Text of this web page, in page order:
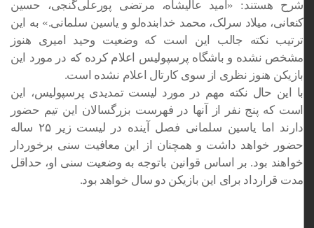
شرح هستند: «امید عالیشاه، مرتضی پورعلی‌گنجی، حسین
کنعانی، میلاد سرلک، محمد خدابنده‌لو و یاسین سلمانی.» به این
ترتیب نکته جالب این است که وضعیت وحید امیری هنوز
مشخص نشده و باشگاه پرسپولیس اعلام کرده که در مورد این
بازیکن هنوز نظری از سوی کارتال اعلام نشده است.
با این حال نکته مهم در مورد لیست تمدیدی پرسپولیس، این
است که پنج نفر از آنها در فهرست بزرگسالان این تیم حضور
دارند اما یاسین سلمانی فصل آینده در لیست زیر ۲۵ ساله
حضور خواهد داشت و همچنان از این معافیت سنی برخوردار
خواهند بود. بر اساس قوانین باتوجه به وضعیت سنی او، حداقل
مدت قرارداد برای این بازیکن دو سال خواهد بود.